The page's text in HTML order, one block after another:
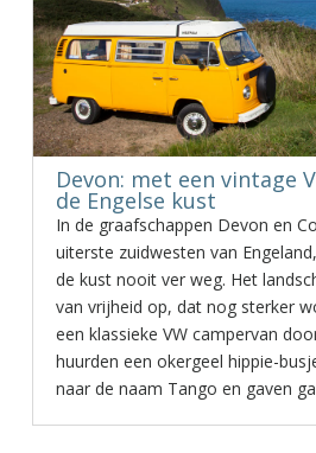
Devon: met een vintage
de Engelse kust
In de graafschappen Devon en
uiterste zuidwesten van
de kust nooit ver weg. Het
van vrijheid op, dat nog sterker
een klassieke VW campervan
huurden een okergeel hippie-
naar de naam Tango en gaven